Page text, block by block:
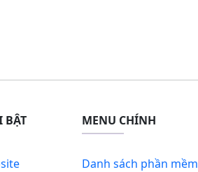
BẬT MENU CHÍNH
Danh sách phần mềm